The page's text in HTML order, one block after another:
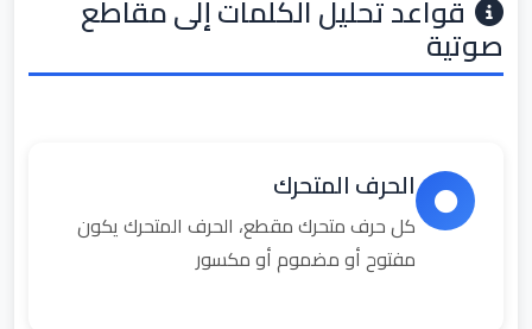
قواعد تحليل الكلمات إلى مقاطع
صوتية
الحرف المتحرك
كل حرف متحرك مقطع، الحرف المتحرك يكون
مفتوح أو مضموم أو مكسور